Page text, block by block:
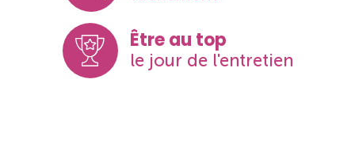
Être au top
le jour de l'entretien